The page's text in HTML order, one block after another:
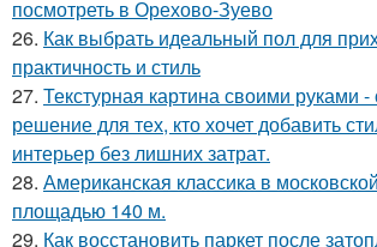
посмотреть в Орехово-Зуево
26. Как выбрать идеальный пол для
практичность и стиль
27. Текстурная картина своими руками
решение для тех, кто хочет добавить
интерьер без лишних затрат.
28. Американская классика в
площадью 140 м.
29. Как восстановить паркет после